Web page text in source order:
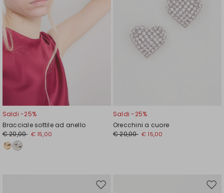
Saldi -25%
Bracciale sottile ad anello
€ 20,00 € 15,00
Saldi -25%
Orecchini a cuore
€ 20,00 € 15,00
Sposta